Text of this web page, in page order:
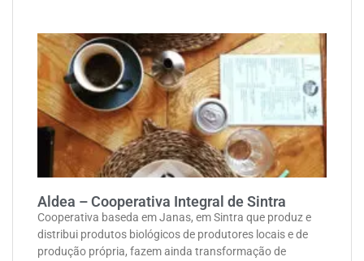
Aldea – Cooperativa Integral de Sintra
Cooperativa baseda em Janas, em Sintra que produz e
distribui produtos biológicos de produtores locais e de
produção própria, fazem ainda transformação de